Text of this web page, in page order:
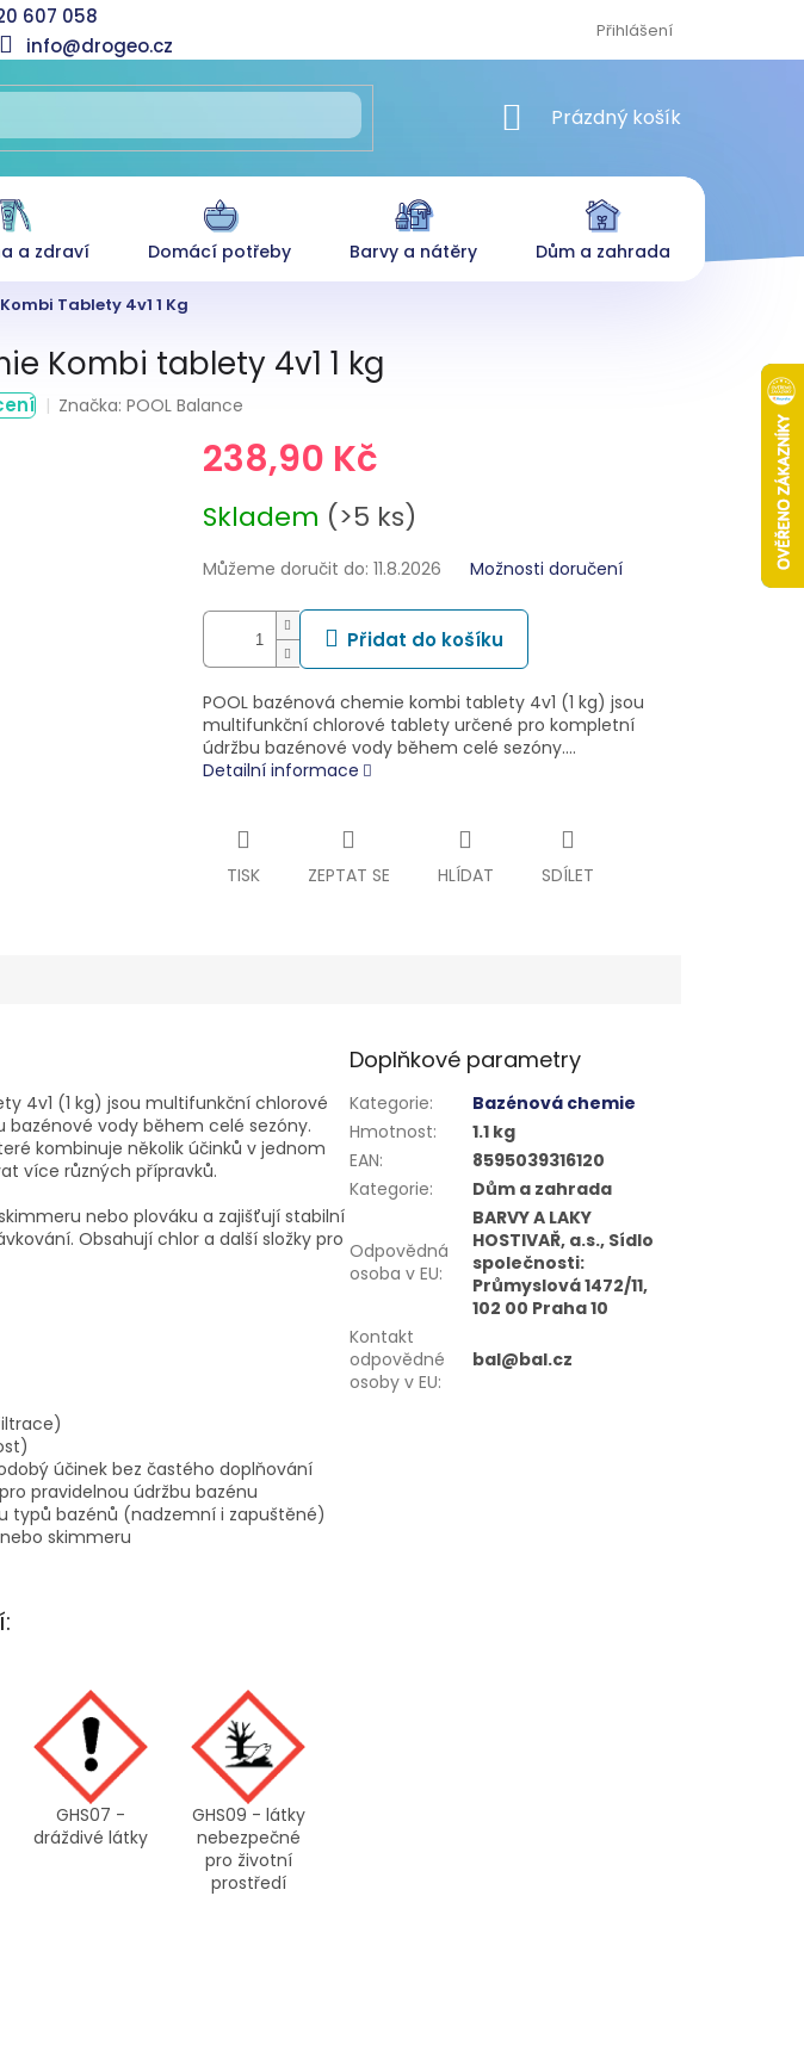
607 058
info@drogeo.cz
Přihlášení
NÁKUPNÍ KOŠÍK
Prázdný košík
a zdraví Domácí potřeby Barvy a nátěry Dům a zahrada
Tablety 4v1 1 Kg
Kombi tablety 4v1 1 kg
Značka:POOL Balance
238,90 Kč
cena:
Skladem (>5 ks)
Můžeme doručit do: 11.8.2026 Možnosti doručení
Přidat do košíku
POOL bazénová chemie kombi tablety 4v1 (1 kg) jsou
multifunkční chlorové tablety určené pro kompletní
údržbu bazénové vody během celé sezóny.…
Detailní informace
TISK ZEPTAT SE HLÍDAT SDÍLET
4v1 (1 kg) jsou multifunkční chlorové
vody během celé sezóny.
kombinuje několik účinků v jednom
více různých přípravků.
nebo plováku a zajišťují stabilní
Obsahují chlor a další složky pro
účinek bez častého doplňování
pravidelnou údržbu bazénu
typů bazénů (nadzemní i zapuštěné)
skimmeru
GHS07 -
dráždivé látky
GHS09 - látky
nebezpečné
pro životní
prostředí
Doplňkové parametry
Kategorie:
Bazénová chemie
Hmotnost:
1.1 kg
EAN:
8595039316120
Kategorie: Dům a zahrada
Odpovědná
osoba v EU:
BARVY A LAKY
HOSTIVAŘ, a.s., Sídlo
společnosti:
Průmyslová 1472/11,
102 00 Praha 10
Kontakt
odpovědné
osoby v EU:
bal@bal.cz